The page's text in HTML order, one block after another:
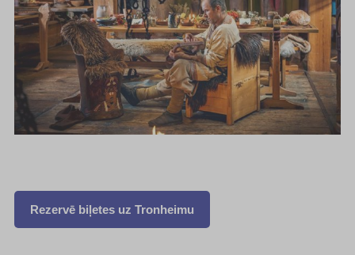
Rezervē biļetes uz Tronheimu